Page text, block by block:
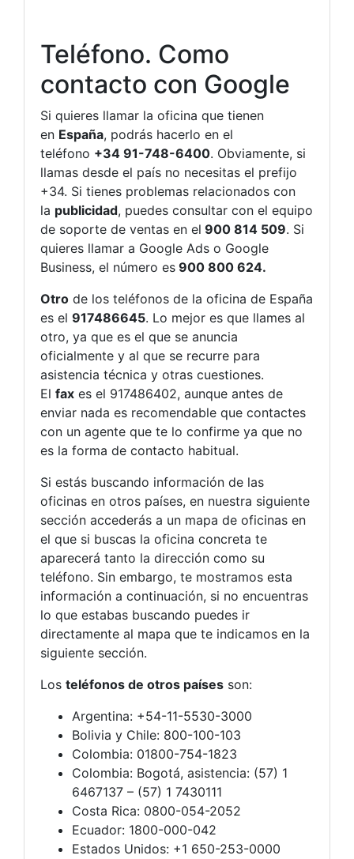
Teléfono. Como
contacto con Google
Si quieres llamar la oficina que tienen
en España, podrás hacerlo en el
teléfono +34 91-748-6400. Obviamente, si
llamas desde el país no necesitas el prefijo
+34. Si tienes problemas relacionados con
la publicidad, puedes consultar con el equipo
de soporte de ventas en el 900 814 509. Si
quieres llamar a Google Ads o Google
Business, el número es 900 800 624.
Otro de los teléfonos de la oficina de España
es el 917486645. Lo mejor es que llames al
otro, ya que es el que se anuncia
oficialmente y al que se recurre para
asistencia técnica y otras cuestiones.
El fax es el 917486402, aunque antes de
enviar nada es recomendable que contactes
con un agente que te lo confirme ya que no
es la forma de contacto habitual.
Si estás buscando información de las
oficinas en otros países, en nuestra siguiente
sección accederás a un mapa de oficinas en
el que si buscas la oficina concreta te
aparecerá tanto la dirección como su
teléfono. Sin embargo, te mostramos esta
información a continuación, si no encuentras
lo que estabas buscando puedes ir
directamente al mapa que te indicamos en la
siguiente sección.
Los teléfonos de otros países son:
Argentina: +54-11-5530-3000
Bolivia y Chile: 800-100-103
Colombia: 01800-754-1823
Colombia: Bogotá, asistencia: (57) 1
6467137 – (57) 1 7430111
Costa Rica: 0800-054-2052
Ecuador: 1800-000-042
Estados Unidos: +1 650-253-0000